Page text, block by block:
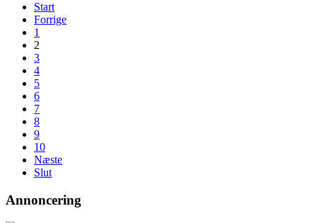
Start
Forrige
1
2
3
4
5
6
7
8
9
10
Næste
Slut
Annoncering